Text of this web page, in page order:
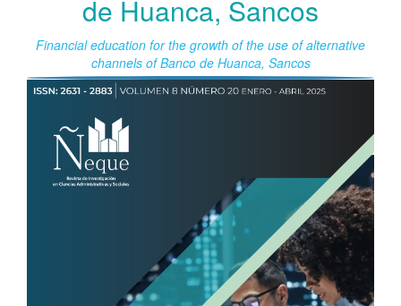
de Huanca, Sancos
Financial education for the growth of the use of alternative
channels of Banco de Huanca, Sancos
Barra
lateral
del
artículo